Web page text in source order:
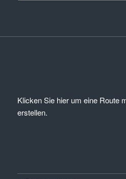
Klicken Sie hier um eine Route
erstellen.